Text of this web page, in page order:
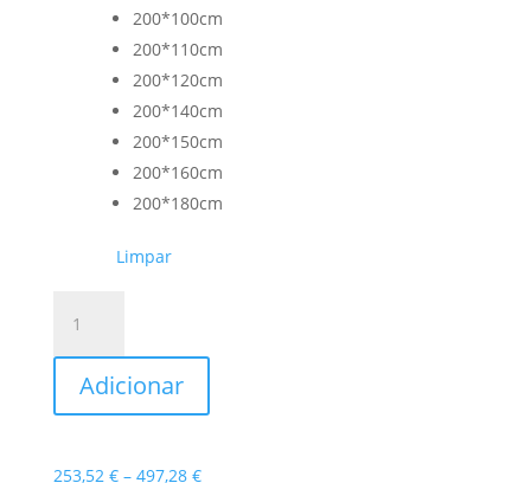
200*100cm
200*110cm
200*120cm
200*140cm
200*150cm
200*160cm
200*180cm
Limpar
Colchão
Splendid
Adicionar
253,52 € – 497,28 €Price